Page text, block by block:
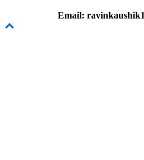
Email: